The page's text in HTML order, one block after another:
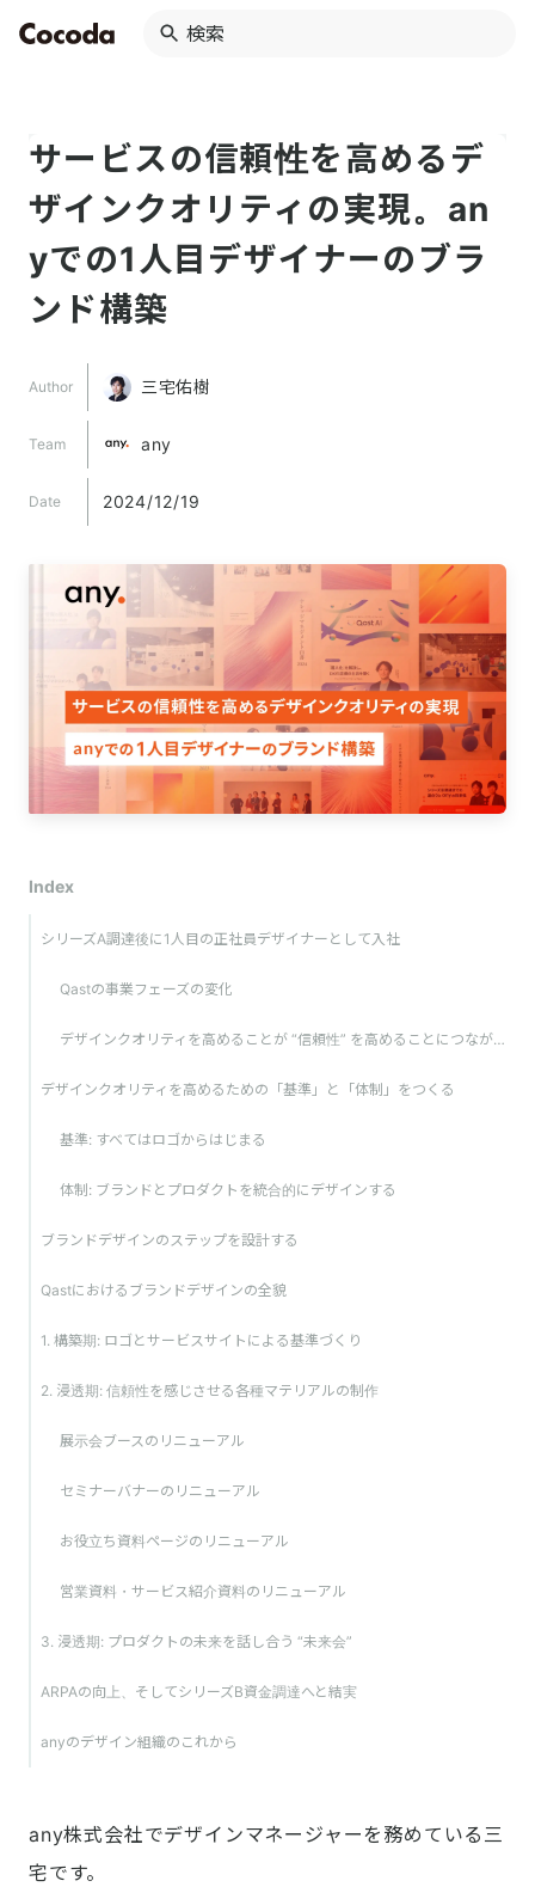
サービスの信頼性を高めるデ
ザインクオリティの実現。an
yでの1人目デザイナーのブラ
ンド構築
Author 三宅佑樹
Team any
Date 2024/12/19
Index
シリーズA調達後に1人目の正社員デザイナーとして入社
Qastの事業フェーズの変化
デザインクオリティを高めることが “信頼性” を高めることにつながる
デザインクオリティを高めるための「基準」と「体制」をつくる
基準: すべてはロゴからはじまる
体制: ブランドとプロダクトを統合的にデザインする
ブランドデザインのステップを設計する
Qastにおけるブランドデザインの全貌
1. 構築期: ロゴとサービスサイトによる基準づくり
2. 浸透期: 信頼性を感じさせる各種マテリアルの制作
展示会ブースのリニューアル
セミナーバナーのリニューアル
お役立ち資料ページのリニューアル
営業資料・サービス紹介資料のリニューアル
3. 浸透期: プロダクトの未来を話し合う “未来会”
ARPAの向上、そしてシリーズB資金調達へと結実
anyのデザイン組織のこれから
any株式会社でデザインマネージャーを務めている三
宅です。